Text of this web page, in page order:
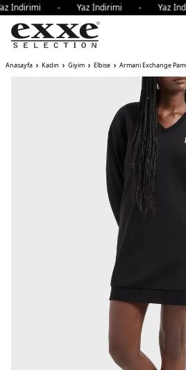
İndirimi - Yaz İndirimi -
Anasayfa Kadın Giyim Elbise